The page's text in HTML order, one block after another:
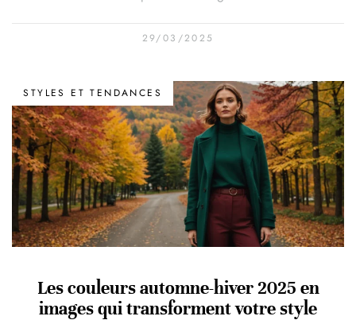
29/03/2025
STYLES ET TENDANCES
Les couleurs automne-hiver 2025 en
images qui transforment votre style